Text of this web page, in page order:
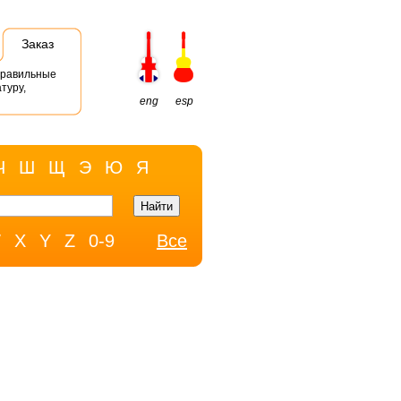
Заказ
eng
esp
Ш Щ Э Ю Я
X Y Z 0-9 Все